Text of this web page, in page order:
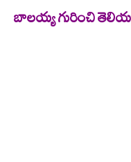
బాలయ్య గురించి